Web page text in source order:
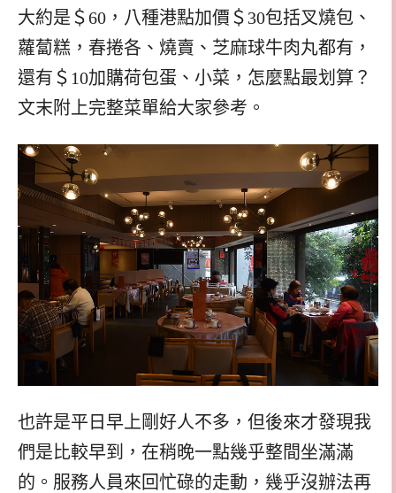
大約是＄60，八種港點加價＄30包括叉燒包、
蘿蔔糕，春捲各、燒賣、芝麻球牛肉丸都有，
還有＄10加購荷包蛋、小菜，怎麼點最划算？
文末附上完整菜單給大家參考。
也許是平日早上剛好人不多，但後來才發現我
們是比較早到，在稍晚一點幾乎整間坐滿滿
的。服務人員來回忙碌的走動，幾乎沒辦法再